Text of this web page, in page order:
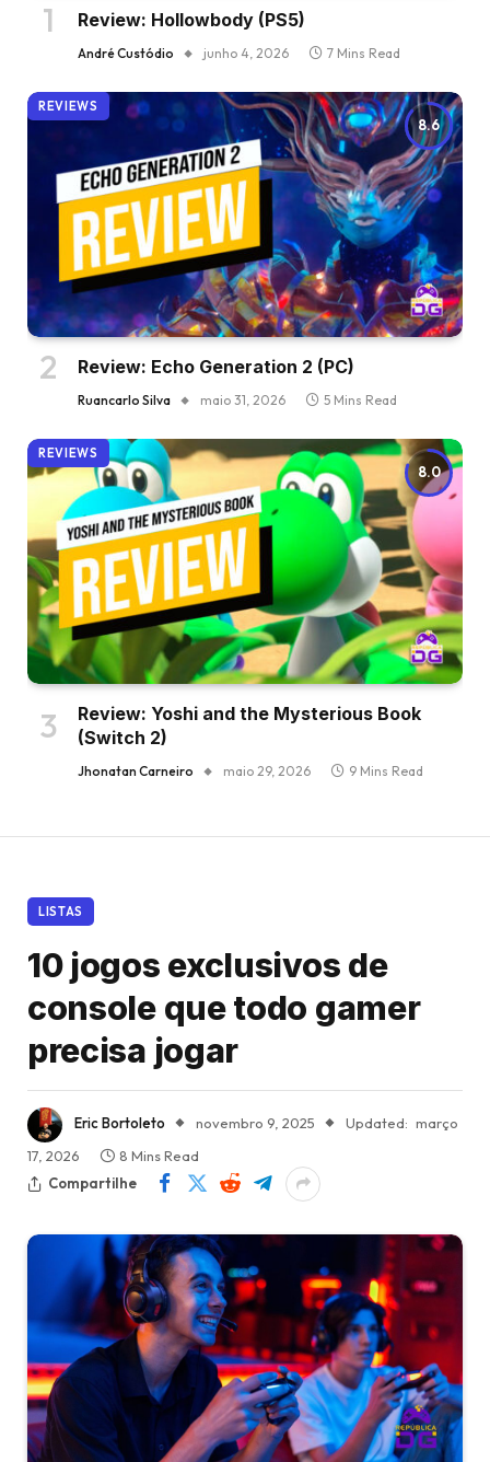
Review: Hollowbody (PS5)
André Custódio junho 4, 2026 7 Mins Read
8.6
REVIEWS
Review: Echo Generation 2 (PC)
Ruancarlo Silva maio 31, 2026 5 Mins Read
8.0
REVIEWS
Review: Yoshi and the Mysterious Book
(Switch 2)
Jhonatan Carneiro maio 29, 2026 9 Mins Read
LISTAS
10 jogos exclusivos de
console que todo gamer
precisa jogar
Eric Bortoleto novembro 9, 2025 Updated: março
17, 2026
8 Mins Read
Compartilhe